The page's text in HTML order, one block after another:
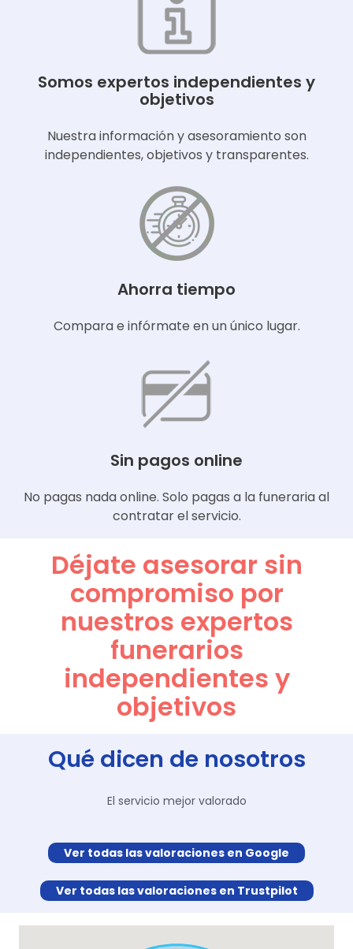
Somos expertos independientes y
objetivos
Nuestra información y asesoramiento son
independientes, objetivos y transparentes.
Ahorra tiempo
Compara e infórmate en un único lugar.
Sin pagos online
No pagas nada online. Solo pagas a la funeraria al
contratar el servicio.
Déjate asesorar sin
compromiso por
nuestros expertos
funerarios
independientes y
objetivos
Qué dicen de nosotros
El servicio mejor valorado
Ver todas las valoraciones en Google
Ver todas las valoraciones en Trustpilot